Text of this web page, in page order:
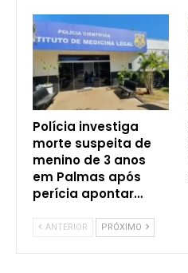
Polícia investiga
morte suspeita de
menino de 3 anos
em Palmas após
perícia apontar…
ANTERIOR PRÓXIMO